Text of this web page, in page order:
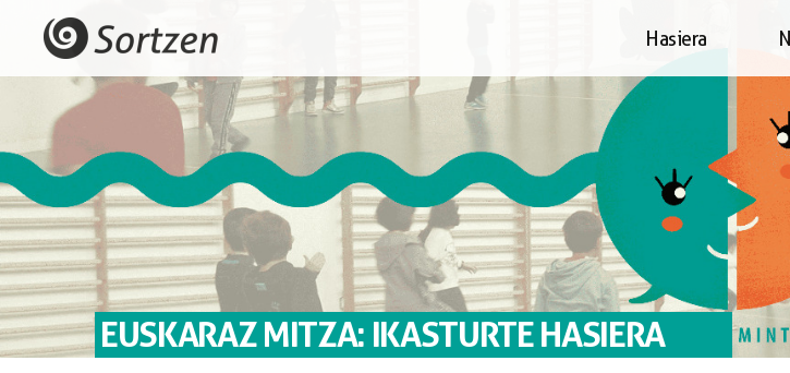
Hasiera
EUSKARAZ MITZA: IKASTURTE HASIERA